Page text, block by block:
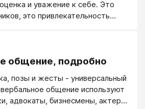
азарт и бить ногами
в удар всю свою агрессию!
и уважение к себе. Это
это привлекательность
общение, подробно
позы и жесты - универсальный
общение используют
адвокаты, бизнесмены, актеры,